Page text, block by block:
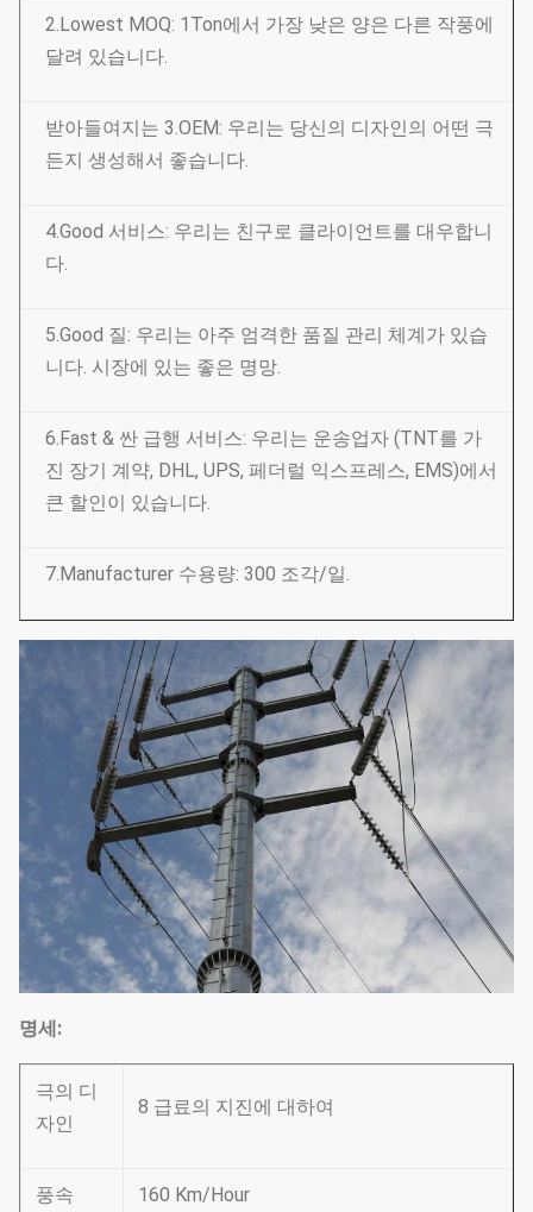
2.Lowest MOQ: 1Ton에서 가장 낮은 양은 다른 작풍에
달려 있습니다.
받아들여지는 3.OEM: 우리는 당신의 디자인의 어떤 극
든지 생성해서 좋습니다.
4.Good 서비스: 우리는 친구로 클라이언트를 대우합니
다.
5.Good 질: 우리는 아주 엄격한 품질 관리 체계가 있습
니다. 시장에 있는 좋은 명망.
6.Fast & 싼 급행 서비스: 우리는 운송업자 (TNT를 가
진 장기 계약, DHL, UPS, 페더럴 익스프레스, EMS)에서
큰 할인이 있습니다.
7.Manufacturer 수용량: 300 조각/일.
명세:
극의 디
자인
8 급료의 지진에 대하여
풍속 160 Km/Hour